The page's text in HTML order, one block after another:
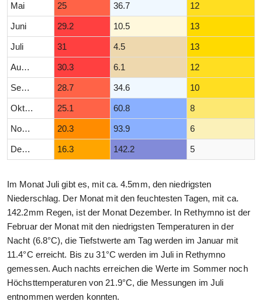
Mai 25 36.7 12
Juni 29.2 10.5 13
Juli 31 4.5 13
August 30.3 6.1 12
September 28.7 34.6 10
Oktober 25.1 60.8 8
November 20.3 93.9 6
Dezember 16.3 142.2 5
Im Monat Juli gibt es, mit ca. 4.5mm, den niedrigsten
Niederschlag. Der Monat mit den feuchtesten Tagen, mit ca.
142.2mm Regen, ist der Monat Dezember. In Rethymno ist der
Februar der Monat mit den niedrigsten Temperaturen in der
Nacht (6.8°C), die Tiefstwerte am Tag werden im Januar mit
11.4°C erreicht. Bis zu 31°C werden im Juli in Rethymno
gemessen. Auch nachts erreichen die Werte im Sommer noch
Höchsttemperaturen von 21.9°C, die Messungen im Juli
entnommen werden konnten.